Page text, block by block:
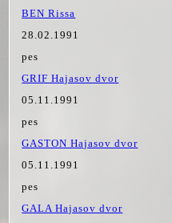
BEN Rissa
28.02.1991
pes
GRIF Hajasov dvor
05.11.1991
pes
GASTON Hajasov dvor
05.11.1991
pes
GALA Hajasov dvor